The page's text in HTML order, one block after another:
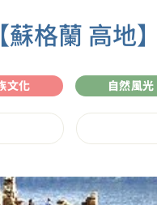
【蘇格蘭 高
文化 自然風光